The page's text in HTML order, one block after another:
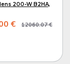
200-W B2HA,
€ 12060.07 €